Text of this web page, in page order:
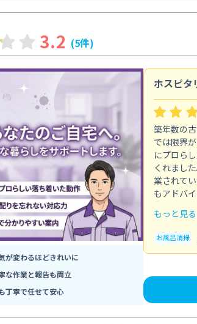
3.2 (5件)
が変わるほどきれいに
な作業と報告も両立
丁寧で任せて安心
ホスピタ
築年数の
では限界
にプロら
くれまし
業されて
もアドバイ
もっと見る
お風呂清掃